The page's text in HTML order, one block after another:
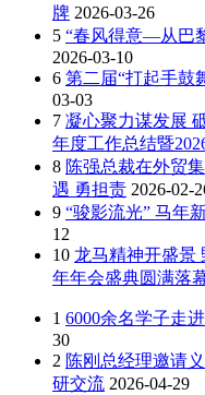
牌 2026-03-26
5 “春风得意—从巴
2026-03-10
6 第二届“打起手鼓
03-03
7 凝心聚力谋发展
年度工作总结暨
8 陈强总裁在外贸
遇 勇担责 2026-02-
9 “骏影流光” 马年
12
10 龙马精神开盛景
年年会盛典圆满落
1 6000余名学子走
30
2 陈刚总经理邀请
研交流 2026-04-29